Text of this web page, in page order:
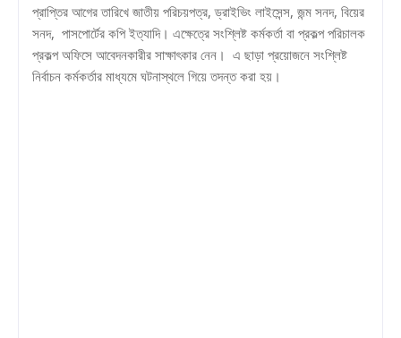
প্রাপ্তির আগের তারিখে জাতীয় পরিচয়পত্র, ড্রাইভিং লাইসেন্স, জন্ম সনদ, বিয়ের
সনদ, পাসপোর্টের কপি ইত্যাদি। এক্ষেত্রে সংশ্লিষ্ট কর্মকর্তা বা প্রকল্প পরিচালক
প্রকল্প অফিসে আবেদনকারীর সাক্ষাৎকার নেন। এ ছাড়া প্রয়োজনে সংশ্লিষ্ট
নির্বাচন কর্মকর্তার মাধ্যমে ঘটনাস্থলে গিয়ে তদন্ত করা হয়।